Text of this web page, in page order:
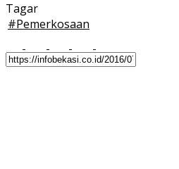
Tagar
#Pemerkosaan